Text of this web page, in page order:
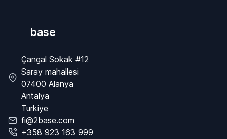
base
Çangal Sokak #12
Saray mahallesi
07400 Alanya
Antalya
Turkiye
fi@2base.com
+358 923 163 999